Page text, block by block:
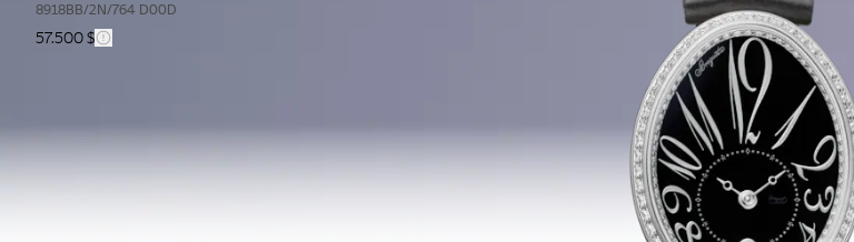
8918BB/2N/764 D00D
57.500 $